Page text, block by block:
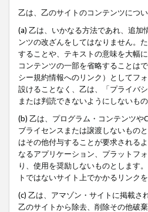
乙は、乙のサイトのコンテンツにつ
(a) 乙は、いかなる方法であれ、追
ンツの改ざんをしてはなりません。
することや、テキストの意味を大幅
コンテンツの一部を省略することは
シー規約情報へのリンク）としてフ
設けることなく、乙は、「プライバ
または判読できないようにしないもの
(b) 乙は、プログラム・コンテンツ
ブライセンスまたは譲渡しないもの
はその他付与することが要求される
なるアプリケーション、プラットフ
り、使用を奨励しないものとします
トではないサイト上でかかるリンク
(c) 乙は、アマゾン・サイトに掲載さ
乙のサイトから除去、削除その他破棄